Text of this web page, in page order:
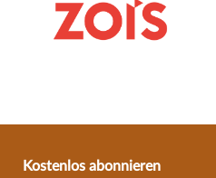
Kostenlos abonnieren